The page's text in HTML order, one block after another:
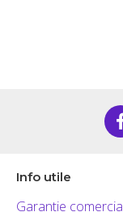
Info utile
Garantie